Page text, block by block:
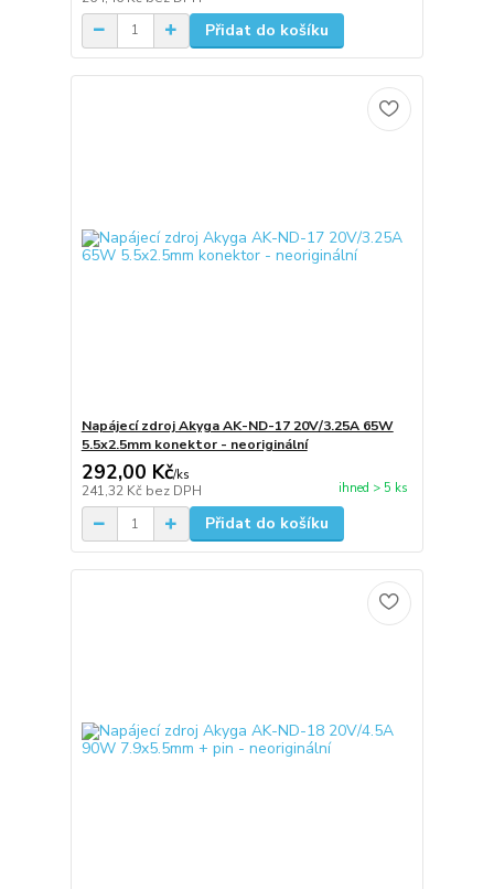
Přidat do košíku
Napájecí zdroj Akyga AK-ND-17 20V/3.25A 65W
5.5x2.5mm konektor - neoriginální
292,00 Kč/ks
241,32 Kč bez DPH ihned > 5 ks
Přidat do košíku